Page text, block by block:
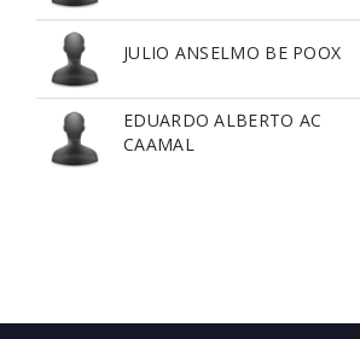
JULIO ANSELMO BE POOX
EDUARDO ALBERTO AC
CAAMAL